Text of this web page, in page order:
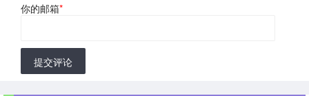
你的邮箱*
提交评论